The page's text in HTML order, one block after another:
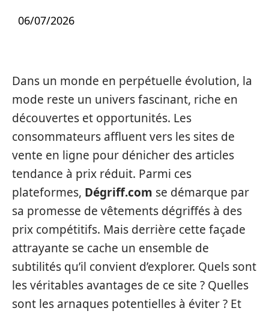
06/07/2026
Dans un monde en perpétuelle évolution, la
mode reste un univers fascinant, riche en
découvertes et opportunités. Les
consommateurs affluent vers les sites de
vente en ligne pour dénicher des articles
tendance à prix réduit. Parmi ces
plateformes, Dégriff.com se démarque par
sa promesse de vêtements dégriffés à des
prix compétitifs. Mais derrière cette façade
attrayante se cache un ensemble de
subtilités qu’il convient d’explorer. Quels sont
les véritables avantages de ce site ? Quelles
sont les arnaques potentielles à éviter ? Et